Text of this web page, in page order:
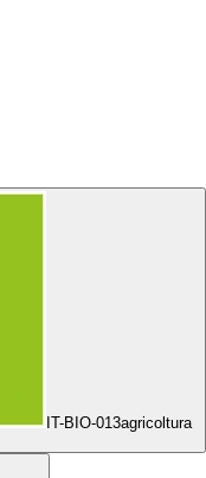
IT-BIO-013agricoltura